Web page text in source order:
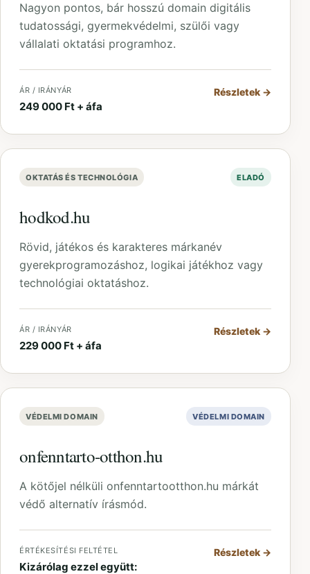
Nagyon pontos, bár hosszú domain digitális
tudatossági, gyermekvédelmi, szülői vagy
vállalati oktatási programhoz.
ÁR / IRÁNYÁR
249 000 Ft + áfa
Részletek →
OKTATÁS ÉS TECHNOLÓGIA ELADÓ
hodkod.hu
Rövid, játékos és karakteres márkanév
gyerekprogramozáshoz, logikai játékhoz vagy
technológiai oktatáshoz.
ÁR / IRÁNYÁR
229 000 Ft + áfa
Részletek →
VÉDELMI DOMAIN VÉDELMI DOMAIN
onfenntarto-otthon.hu
A kötőjel nélküli onfenntartootthon.hu márkát
védő alternatív írásmód.
ÉRTÉKESÍTÉSI FELTÉTEL
Kizárólag ezzel együtt:
Részletek →